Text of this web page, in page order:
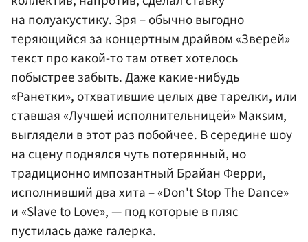
на полуакустику. Зря – обычно выгодно
теряющийся за концертным драйвом «Зверей»
текст про какой-то там ответ хотелось
побыстрее забыть. Даже какие-нибудь
«Ранетки», отхватившие целых две тарелки, или
ставшая «Лучшей исполнительницей» Макsим,
выглядели в этот раз побойчее. В середине шоу
на сцену поднялся чуть потерянный, но
традиционно импозантный Брайан Ферри,
исполнивший два хита – «Don't Stop The Dance»
и «Slave to Love», — под которые в пляс
пустилась даже галерка.